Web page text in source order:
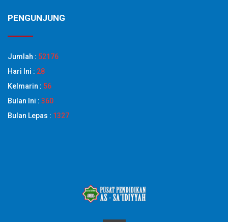
PENGUNJUNG
Jumlah : 52176
Hari Ini : 28
Kelmarin : 56
Bulan Ini : 360
Bulan Lepas : 1327